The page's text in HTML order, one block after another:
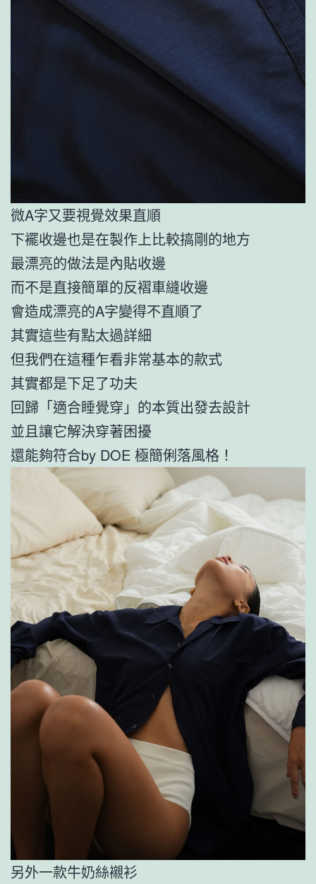
微A字又要視覺效果直順
下襬收邊也是在製作上比較搞剛的地方
最漂亮的做法是內貼收邊
而不是直接簡單的反褶車縫收邊
會造成漂亮的A字變得不直順了
其實這些有點太過詳細
但我們在這種乍看非常基本的款式
其實都是下足了功夫
回歸「適合睡覺穿」的本質出發去設計
並且讓它解決穿著困擾
還能夠符合by DOE 極簡俐落風格！
另外一款牛奶絲襯衫